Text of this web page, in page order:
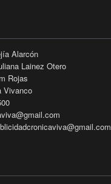
Alarcón
Lainez Otero
Rojas
Vivanco